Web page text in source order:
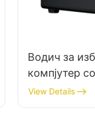
Водич за
компјутер
големина
View Details